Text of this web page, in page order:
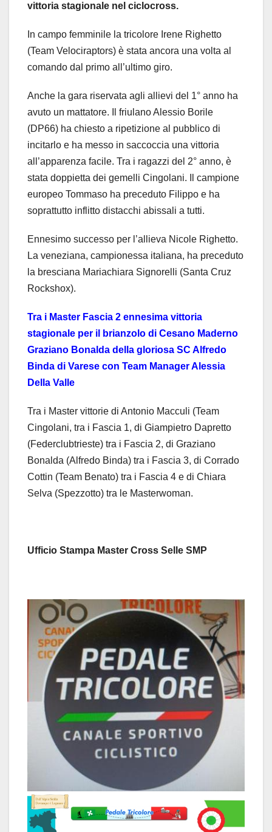
vittoria stagionale nel ciclocross.
In campo femminile la tricolore Irene Righetto
(Team Velociraptors) è stata ancora una volta al
comando dal primo all’ultimo giro.
Anche la gara riservata agli allievi del 1° anno ha
avuto un mattatore. Il friulano Alessio Borile
(DP66) ha chiesto a ripetizione al pubblico di
incitarlo e ha messo in saccoccia una vittoria
all’apparenza facile. Tra i ragazzi del 2° anno, è
stata doppietta dei gemelli Cingolani. Il campione
europeo Tommaso ha preceduto Filippo e ha
soprattutto inflitto distacchi abissali a tutti.
Ennesimo successo per l’allieva Nicole Righetto.
La veneziana, campionessa italiana, ha preceduto
la bresciana Mariachiara Signorelli (Santa Cruz
Rockshox).
Tra i Master Fascia 2 ennesima vittoria
stagionale per il brianzolo di Cesano Maderno
Graziano Bonalda della gloriosa SC Alfredo
Binda di Varese con Team Manager Alessia
Della Valle
Tra i Master vittorie di Antonio Macculi (Team
Cingolani, tra i Fascia 1, di Giampietro Dapretto
(Federclubtrieste) tra i Fascia 2, di Graziano
Bonalda (Alfredo Binda) tra i Fascia 3, di Corrado
Cottin (Team Benato) tra i Fascia 4 e di Chiara
Selva (Spezzotto) tra le Masterwoman.
Ufficio Stampa Master Cross Selle SMP